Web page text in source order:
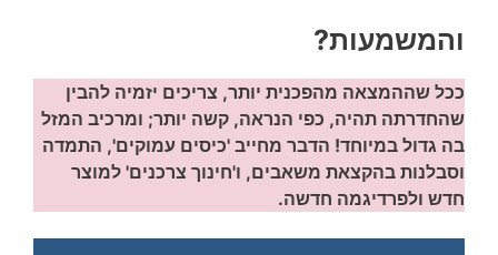
והמשמעות?
ככל שההמצאה מהפכנית יותר, צריכים יזמיה להבין
שהחדרתה תהיה, כפי הנראה, קשה יותר; ומרכיב המזל
בה גדול במיוחד! הדבר מחייב 'כיסים עמוקים', התמדה
וסבלנות בהקצאת משאבים, ו'חינוך צרכנים' למוצר
חדש ולפרדיגמה חדשה.